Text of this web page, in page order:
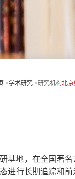
>学术研究 >研究机构北
基地，在全国著
进行长期追踪和